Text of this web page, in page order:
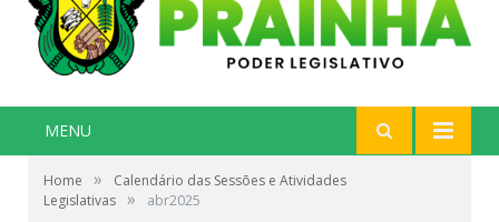
MENU
Home »
Calendário das Sessões e Atividades
Legislativas » abr2025